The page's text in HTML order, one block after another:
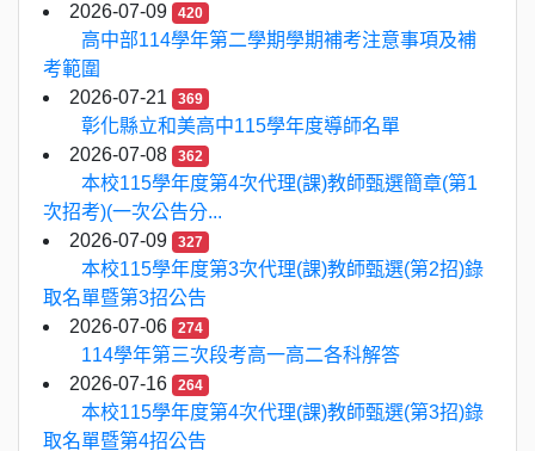
2026-07-09
420
高中部114學年第二學期學期補考注意事項及補
考範圍
2026-07-21
369
彰化縣立和美高中115學年度導師名單
2026-07-08
362
本校115學年度第4次代理(課)教師甄選簡章(第1
次招考)(一次公告分...
2026-07-09
327
本校115學年度第3次代理(課)教師甄選(第2招)錄
取名單暨第3招公告
2026-07-06
274
114學年第三次段考高一高二各科解答
2026-07-16
264
本校115學年度第4次代理(課)教師甄選(第3招)錄
取名單暨第4招公告